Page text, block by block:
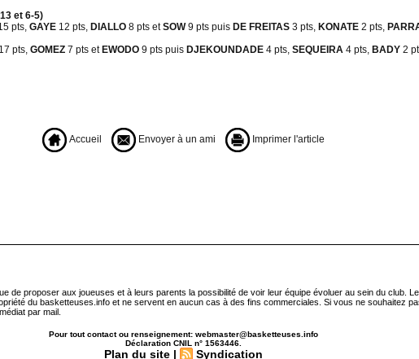
et 6-5)
pts, GAYE 12 pts, DIALLO 8 pts etSOW9 pts puis DE FREITAS 3 pts, KONATE 2 pts,
17 pts, GOMEZ 7 pts et EWODO 9 pts puis DJEKOUNDADE 4 pts, SEQUEIRA 4 pts, BADY 2
Accueil
Envoyer à un ami Imprimer l'article
de proposer aux joueuses et à leurs parents la possibilité de voir leur équipe évoluer au sein du club.
du basketteuses.info et ne servent en aucun cas à des fins commerciales. Si vous ne souhaitez
par mail.
Pour tout contact ou renseignement: webmaster@basketteuses.info
Déclaration CNIL n° 1563446.
Plan du site | Syndication